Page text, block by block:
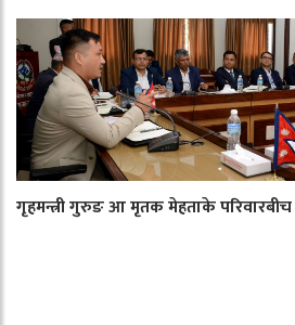
गृहमन्त्री गुरुङ आ मृतक मेहताके परिवारबीच